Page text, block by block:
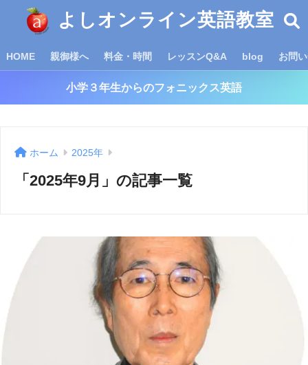
よしオンライン英語教室
HOME 親御様へ 料金・時間 レッスンQ&A blog お問
小学３年生からのフォニックス英語
ホーム 2025年
「2025年9月」の記事一覧